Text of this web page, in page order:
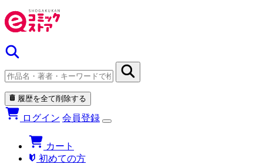
履歴を全て削除する
ログイン 会員登録
カート
初めての方